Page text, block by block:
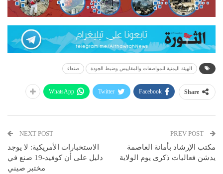
الهيئة اليمنية للمواصفات والمقاييس وضبط الجودة صنعاء
Share
Facebook
Twitter
WhatsApp
مكتب الإرشاد بأمانة العاصمة
يدشن فعاليات ذكرى يوم الولاية
NEXT POST
الاستخبارات الأمريكية: لا يوجد
دليل على أن كوفيد-19 صنع في
مختبر صيني